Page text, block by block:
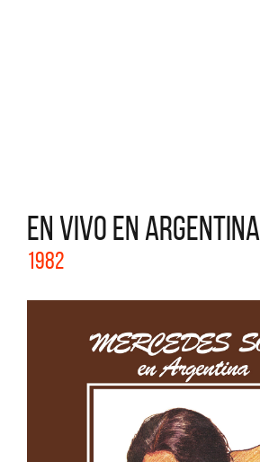
EN VIVO EN ARGENTINA
1982